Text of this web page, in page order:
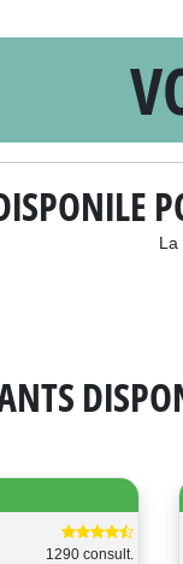
La
1290 consult.